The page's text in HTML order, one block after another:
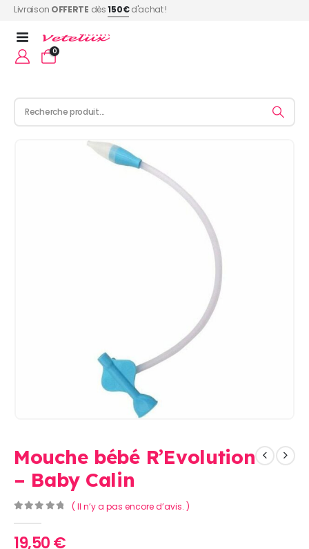
Livraison OFFERTE dès150€d'achat !
0
Mouche bébé R’Evolution
– Baby Calin
( Il n’y a pas encore d’avis. )
19,50€